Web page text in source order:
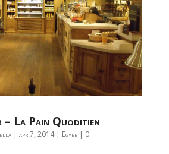
– La Pain Quoditien
| ápr 7, 2014| Egyéb| 0